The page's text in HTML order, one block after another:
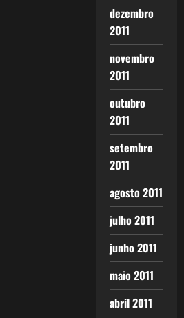
dezembro
2011
novembro
2011
outubro
2011
setembro
2011
agosto 2011
julho 2011
junho 2011
maio 2011
abril 2011